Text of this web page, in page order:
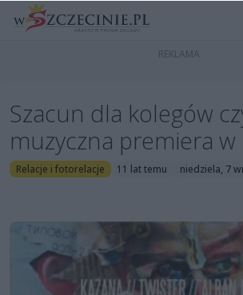
Szacun dla kolegów
muzyczna premiera w
Relacje i fotorelacje 11 lat temu niedziela, 7